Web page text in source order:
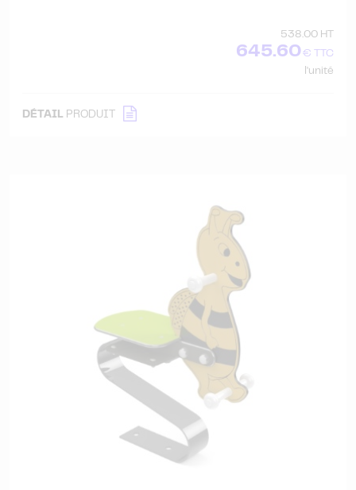
538.00 HT
645.60€ TTC
l'unité
DÉTAIL PRODUIT